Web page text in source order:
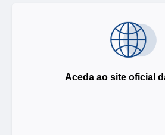
Aceda ao site oficial